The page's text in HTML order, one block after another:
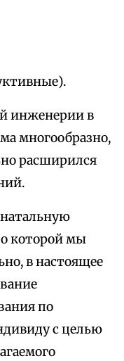
инженерии в
многообразно,
расширился
которой мы
в настоящее
по
с целью